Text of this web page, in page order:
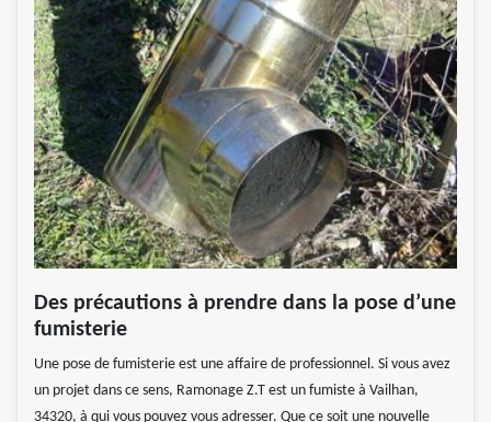
Des précautions à prendre dans la pose d’une
fumisterie
Une pose de fumisterie est une affaire de professionnel. Si vous avez
un projet dans ce sens, Ramonage Z.T est un fumiste à Vailhan,
34320, à qui vous pouvez vous adresser. Que ce soit une nouvelle